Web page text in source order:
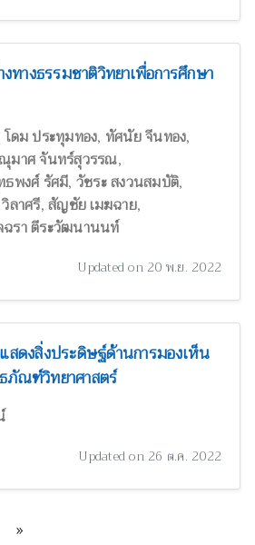
ทางธรรมชาติวิทยาเพื่อการศึกษา
โดม ประทุมทอง, ทัศนัย จีนทอง,
มาศ จันทร์สุวรรณ,
ธพงศ์ รัศมี, วัชระ สงวนสมบัติ,
ลาศรี,สัญชัย เมฆฉาย,
ฉรา ตีระวัฒนานนท์
Updated on 20 พ.ย. 2022
ดงสิ่งประดิษฐ์ด้านการมองเห็น
ภัณฑ์วิทยาศาสตร์
Updated on 26 ต.ค. 2022
»